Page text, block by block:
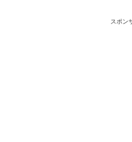
スポン